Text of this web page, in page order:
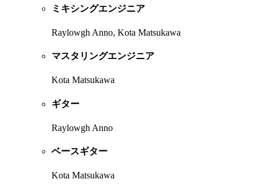
ミキシングエンジニア
Raylowgh Anno, Kota Matsukawa
マスタリングエンジニア
Kota Matsukawa
ギター
Raylowgh Anno
ベースギター
Kota Matsukawa